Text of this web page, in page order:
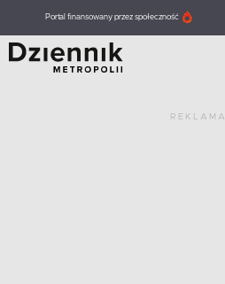
Portal finansowany przez społeczność
REKLAMA